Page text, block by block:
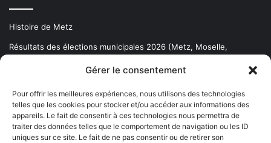
Gérer le consentement
Pour offrir les meilleures expériences, nous utilisons des technologies
telles que les cookies pour stocker et/ou accéder aux informations des
appareils. Le fait de consentir à ces technologies nous permettra de
traiter des données telles que le comportement de navigation ou les ID
uniques sur ce site. Le fait de ne pas consentir ou de retirer son
Histoire de Metz
Résultats des élections municipales 2026 (Metz, Moselle,
Newsletter gratuite